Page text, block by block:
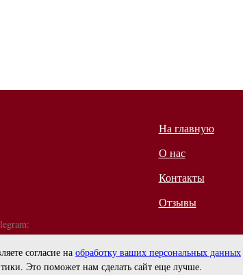
согласие на обработку ваших персональных данных
Это поможет нам сделать сайт еще лучше.
до 18:00
На главную
О нас
Контакты
Отзывы